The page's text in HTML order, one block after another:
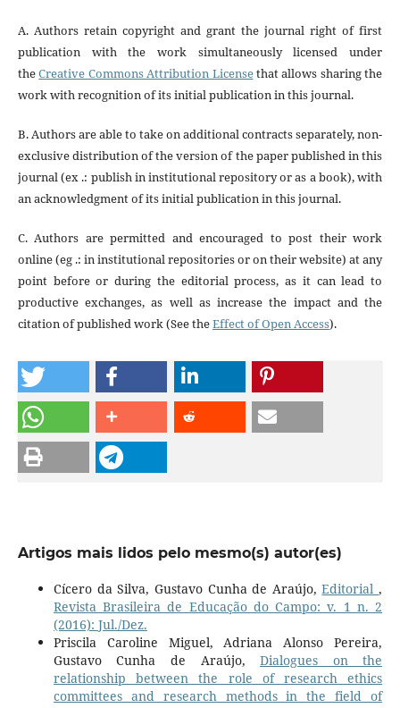
A. Authors retain copyright and grant the journal right of first
publication with the work simultaneously licensed under
theCreative Commons Attribution Licensethat allows sharing the
work with recognition of its initial publication in this journal.
B. Authors are able to take on additional contracts separately, non-
exclusive distribution of the version of the paper published in this
journal (ex .: publish in institutional repository or as a book), with
an acknowledgment of its initial publication in this journal.
C. Authors are permitted and encouraged to post their work
online (eg .: in institutional repositories or on their website) at any
point before or during the editorial process, as it can lead to
productive exchanges, as well as increase the impact and the
citation of published work (See theEffect of Open Access).
Artigos mais lidos pelo mesmo(s) autor(es)
Cícero da Silva, Gustavo Cunha de Araújo,Editorial,
Revista Brasileira de Educação do Campo: v. 1 n. 2
(2016): Jul./Dez.
Priscila Caroline Miguel, Adriana Alonso Pereira,
Gustavo Cunha de Araújo,Dialogues on the
relationship between the role of research ethics
committees and research methods in the field of